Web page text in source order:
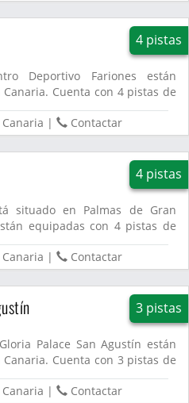
4 pistas
Deportivo Fariones están
Cuenta con 4 pistas de
| Contactar
4 pistas
situado en Palmas de Gran
equipadas con 4 pistas de
| Contactar
3 pistas
Palace San Agustín están
Cuenta con 3 pistas de
| Contactar